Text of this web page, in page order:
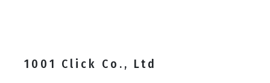
1001 Click Co., Ltd